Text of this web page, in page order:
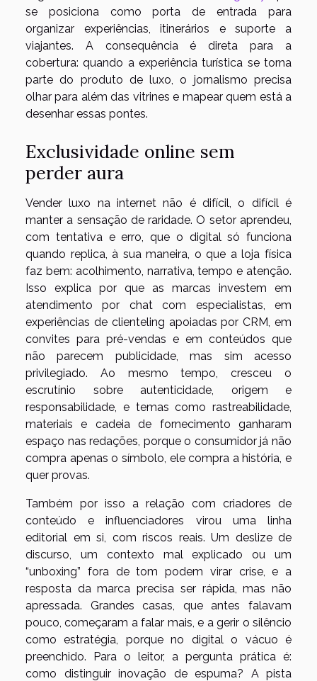
se posiciona como porta de entrada para
organizar experiências, itinerários e suporte a
viajantes. A consequência é direta para a
cobertura: quando a experiência turística se torna
parte do produto de luxo, o jornalismo precisa
olhar para além das vitrines e mapear quem está a
desenhar essas pontes.
Exclusividade online sem
perder aura
Vender luxo na internet não é difícil, o difícil é
manter a sensação de raridade. O setor aprendeu,
com tentativa e erro, que o digital só funciona
quando replica, à sua maneira, o que a loja física
faz bem: acolhimento, narrativa, tempo e atenção.
Isso explica por que as marcas investem em
atendimento por chat com especialistas, em
experiências de clienteling apoiadas por CRM, em
convites para pré-vendas e em conteúdos que
não parecem publicidade, mas sim acesso
privilegiado. Ao mesmo tempo, cresceu o
escrutínio sobre autenticidade, origem e
responsabilidade, e temas como rastreabilidade,
materiais e cadeia de fornecimento ganharam
espaço nas redações, porque o consumidor já não
compra apenas o símbolo, ele compra a história, e
quer provas.
Também por isso a relação com criadores de
conteúdo e influenciadores virou uma linha
editorial em si, com riscos reais. Um deslize de
discurso, um contexto mal explicado ou um
“unboxing” fora de tom podem virar crise, e a
resposta da marca precisa ser rápida, mas não
apressada. Grandes casas, que antes falavam
pouco, começaram a falar mais, e a gerir o silêncio
como estratégia, porque no digital o vácuo é
preenchido. Para o leitor, a pergunta prática é:
como distinguir inovação de espuma? A pista